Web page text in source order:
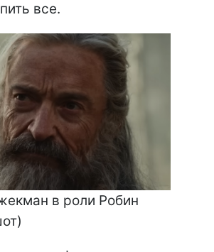
все.
в роли Робин